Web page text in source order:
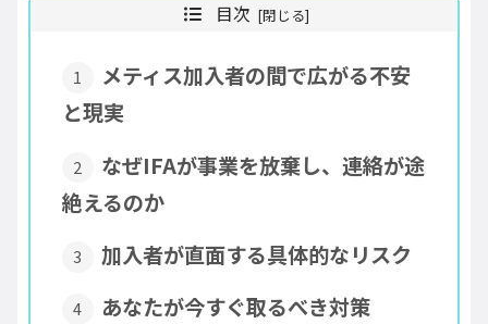
目次
メティス加入者の間で広がる不安
と現実
なぜIFAが事業を放棄し、連絡が途
絶えるのか
加入者が直面する具体的なリスク
あなたが今すぐ取るべき対策